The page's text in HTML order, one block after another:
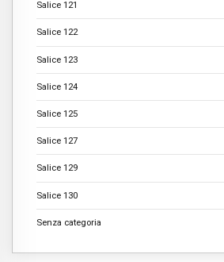
Salice 121
Salice 122
Salice 123
Salice 124
Salice 125
Salice 127
Salice 129
Salice 130
Senza categoria